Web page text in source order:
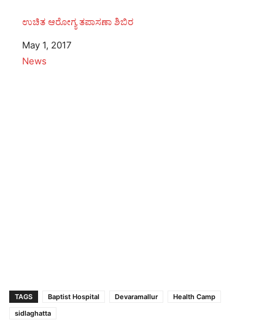
ಉಚಿತ ಆರೋಗ್ಯ ತಪಾಸಣಾ ಶಿಬಿರ
Date
May 1, 2017
In relation to
News
TAGS Baptist Hospital Devaramallur
Health Camp
sidlaghatta